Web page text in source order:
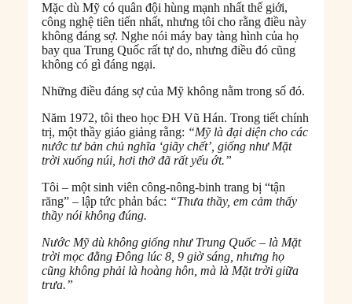
Mặc dù Mỹ có quân đội hùng mạnh nhất thế giới,
công nghệ tiên tiến nhất, nhưng tôi cho rằng điều này
không đáng sợ. Nghe nói máy bay tàng hình của họ
bay qua Trung Quốc rất tự do, nhưng điều đó cũng
không có gì đáng ngại.
Những điều đáng sợ của Mỹ không nằm trong số đó.
Năm 1972, tôi theo học ĐH Vũ Hán. Trong tiết chính
trị, một thầy giáo giảng rằng: “Mỹ là đại diện cho các
nước tư bản chủ nghĩa ‘giãy chết’, giống như Mặt
trời xuống núi, hơi thở đã rất yếu ớt.”
Tôi – một sinh viên công-nông-binh trang bị “tận
răng” – lập tức phản bác: “Thưa thầy, em cảm thấy
thầy nói không đúng.
Nước Mỹ dù không giống như Trung Quốc – là Mặt
trời mọc đằng Đông lúc 8, 9 giờ sáng, nhưng họ
cũng không phải là hoàng hôn, mà là Mặt trời giữa
trưa.”